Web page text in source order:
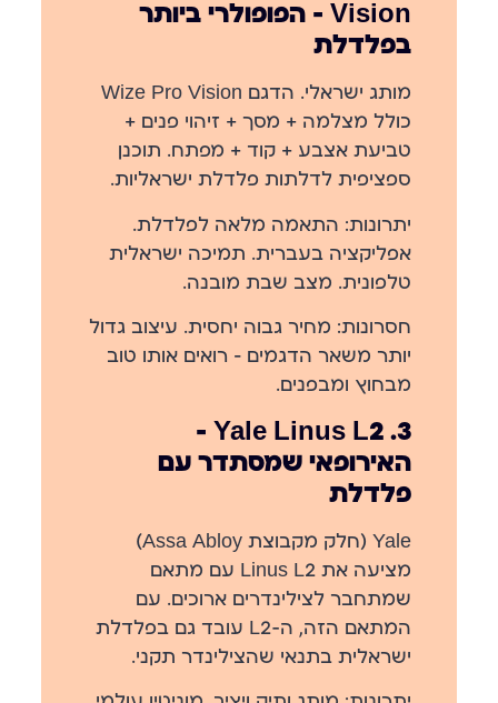
Vision — הפופולרי ביותר
בפלדלת
מותג ישראלי. הדגם Wize Pro Vision
כולל מצלמה + מסך + זיהוי פנים +
טביעת אצבע + קוד + מפתח. תוכנן
ספציפית לדלתות פלדלת ישראליות.
יתרונות: התאמה מלאה לפלדלת.
אפליקציה בעברית. תמיכה ישראלית
טלפונית. מצב שבת מובנה.
חסרונות: מחיר גבוה יחסית. עיצוב גדול
יותר משאר הדגמים — רואים אותו טוב
מבחוץ ומבפנים.
3. Yale Linus L2 —
האירופאי שמסתדר עם
פלדלת
Yale (חלק מקבוצת Assa Abloy)
מציעה את Linus L2 עם מתאם
שמתחבר לצילינדרים ארוכים. עם
המתאם הזה, ה-L2 עובד גם בפלדלת
ישראלית בתנאי שהצילינדר תקני.